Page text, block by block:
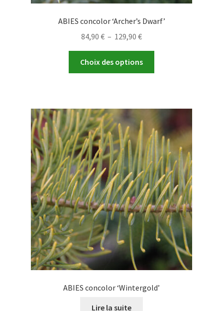
ABIES concolor ‘Archer’s Dwarf’
84,90 € – 129,90 €Plage
prix :
84,90 €
Choix des options
options
peuvent
être
choisies
sur
la
page
du
produit
ABIES concolor ‘Wintergold’
Lire la suite